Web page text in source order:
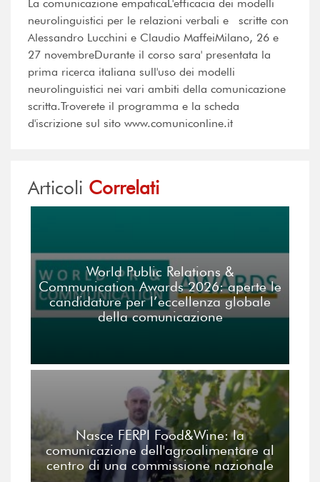
La comunicazione empaticaL'efficacia dei modelli
neurolinguistici per le relazioni verbali e scritte con
Alessandro Lucchini e Claudio MaffeiMilano, 26 e
27 novembreDurante il corso sara' presentata la
prima ricerca italiana sull'uso dei modelli
neurolinguistici nei vari ambiti della comunicazione
scritta.Troverete il programma e la scheda
d'iscrizione sul sito www.comuniconline.it
Articoli Correlati
World Public Relations &
Communication Awards 2026: aperte le
candidature per l’eccellenza globale
della comunicazione
Nasce FERPI Food&Wine: la
comunicazione dell'agroalimentare al
centro di una commissione nazionale